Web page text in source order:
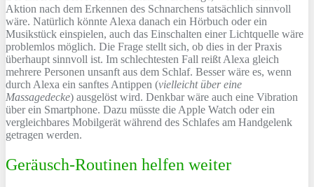
Aktion nach dem Erkennen des Schnarchens tatsächlich sinnvoll
wäre. Natürlich könnte Alexa danach ein Hörbuch oder ein
Musikstück einspielen, auch das Einschalten einer Lichtquelle wäre
problemlos möglich. Die Frage stellt sich, ob dies in der Praxis
überhaupt sinnvoll ist. Im schlechtesten Fall reißt Alexa gleich
mehrere Personen unsanft aus dem Schlaf. Besser wäre es, wenn
durch Alexa ein sanftes Antippen (vielleicht über eine
Massagedecke) ausgelöst wird. Denkbar wäre auch eine Vibration
über ein Smartphone. Dazu müsste die Apple Watch oder ein
vergleichbares Mobilgerät während des Schlafes am Handgelenk
getragen werden.
Geräusch-Routinen helfen weiter